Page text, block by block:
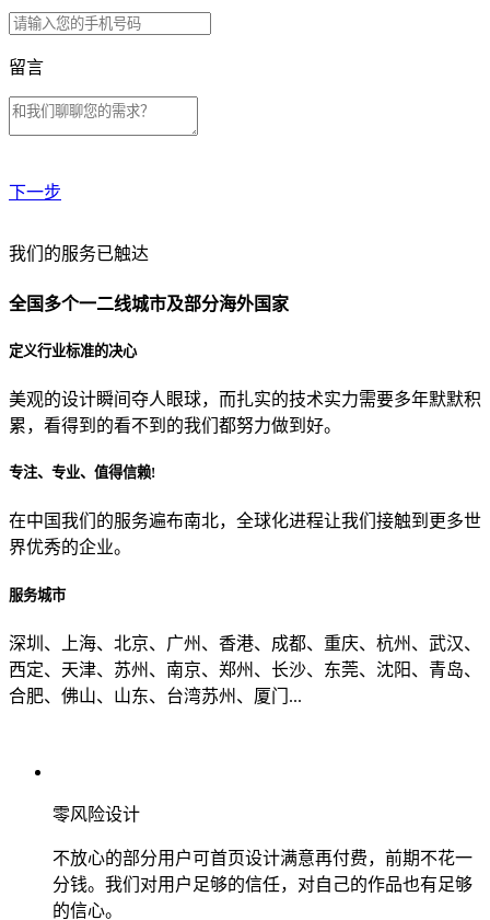
留言
下一步
贵公司预算范围是？
贵公司的团队规模是？
目前主要的营销渠道是？
我们的服务已触达
全国多个一二线城市及部分海外国家
定义行业标准的决心
美观的设计瞬间夺人眼球，而扎实的技术实力需要多年默默积
累，看得到的看不到的我们都努力做到好。
专注、专业、值得信赖!
在中国我们的服务遍布南北，全球化进程让我们接触到更多世
界优秀的企业。
服务城市
深圳、上海、北京、广州、香港、成都、重庆、杭州、武汉、
西定、天津、苏州、南京、郑州、长沙、东莞、沈阳、青岛、
合肥、佛山、山东、台湾苏州、厦门...
零风险设计
不放心的部分用户可首页设计满意再付费，前期不花一
分钱。我们对用户足够的信任，对自己的作品也有足够
的信心。